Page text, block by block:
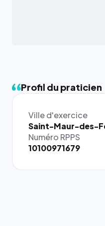
Profil du praticien
Ville d'exercice
Saint-Maur-des-
Numéro RPPS
10100971679
{# 40×40
: la taille
rendue par
`.profile-